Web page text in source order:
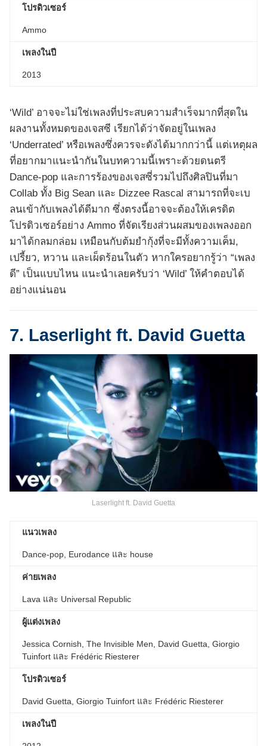
โปรดิวเซอร์
Ammo
เพลงในปี
2013
‘Wild’ อาจจะไม่ใช่เพลงที่ประสบความสำเร็จมากที่สุดใน
ผลงานทั้งหมดของเจสซี เรียกได้ว่าจัดอยู่ในเพลง
‘Underrated’ หรือเพลงซึ่งควรจะดังได้มากกว่านี้ แต่เหตุผล
ที่อยากมาแนะนำกันในบทความนี้เพราะด้วยดนตรี
Dance-pop และการร้องของเจสซี่รวมไปถึงศิลปินที่มา
Collab ทั้ง Big Sean และ Dizzee Rascal สามารถที่จะเบ
ลนเข้ากับเพลงได้ดีมาก ซึ่งตรงนี้อาจจะต้องให้เครดิต
โปรดิวเซอร์อย่าง Ammo ที่จัดเรียงส่วนผสมของเพลงออก
มาได้กลมกล่อม เหมือนกับต้มยำกุ้งที่จะมีทั้งความเค็ม,
เปรี้ยว, หวาน และเผ็ดร้อนในตัว หากใครอยากรู้ว่า “เพลง
ดี” เป็นแบบไหน แนะนำเลยครับว่า ‘Wild’ ให้คำตอบได้
อย่างแน่นอน
7. Laserlight ft. David Guetta
Laserlight ft. David Guetta
แนวเพลง
Dance-pop, Eurodance และ house
ค่ายเพลง
Lava และ Universal Republic
ผู้แต่งเพลง
Jessica Cornish, The Invisible Men, David Guetta, Giorgio
Tuinfort และ Frédéric Riesterer
โปรดิวเซอร์
David Guetta, Giorgio Tuinfort และ Frédéric Riesterer
เพลงในปี